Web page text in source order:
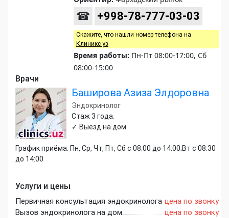
☎ +998-78-777-03-03
Скажите, что нашли номер телефона на
Клиникс уз
Время работы: Пн-Пт 08:00-17:00, Сб
08:00-15:00
Врачи
Баширова Азиза Элдоровна
Эндокринолог
Стаж 3 года.
✓ Выезд на дом
График приёма: Пн, Ср, Чт, Пт, Сб с 08:00 до 14:00;Вт с 08:30
до 14:00
Услуги и цены
Первичная консультация эндокринолога цена по звонку
Вызов эндокринолога на дом
цена по звонку